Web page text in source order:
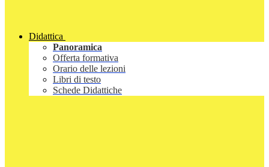
Didattica
Panoramica
Offerta formativa
Orario delle lezioni
Libri di testo
Schede Didattiche